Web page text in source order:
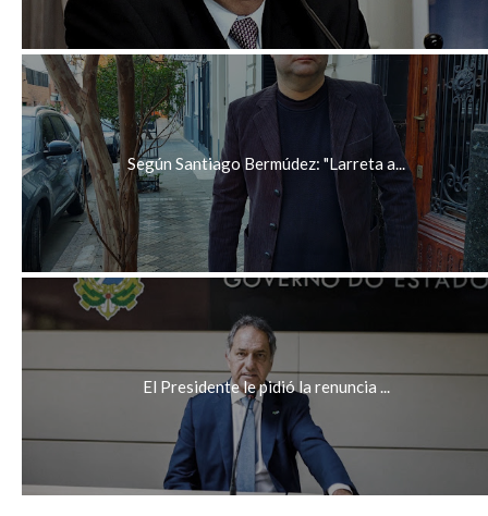
Según Santiago Bermúdez: "Larreta a...
El Presidente le pidió la renuncia ...